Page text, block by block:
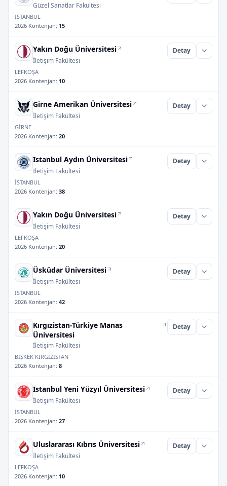
Güzel Sanatlar Fakültesi
İSTANBUL
2026 Kontenjan: 15
Yakın Doğu Üniversitesi
İletişim Fakültesi
Detay
LEFKOŞA
2026 Kontenjan: 10
Girne Amerikan Üniversitesi
İletişim Fakültesi
Detay
GİRNE
2026 Kontenjan: 20
Istanbul Aydın Üniversitesi
İletişim Fakültesi
Detay
İSTANBUL
2026 Kontenjan: 38
Yakın Doğu Üniversitesi
İletişim Fakültesi
Detay
LEFKOŞA
2026 Kontenjan: 20
Üsküdar Üniversitesi
İletişim Fakültesi
Detay
İSTANBUL
2026 Kontenjan: 42
Kırgızistan-Türkiye Manas
Üniversitesi
İletişim Fakültesi
Detay
BİŞKEK KIRGIZİSTAN
2026 Kontenjan: 8
Istanbul Yeni Yüzyıl Üniversitesi
İletişim Fakültesi
Detay
İSTANBUL
2026 Kontenjan: 27
Uluslararası Kıbrıs Üniversitesi
İletişim Fakültesi
Detay
LEFKOŞA
2026 Kontenjan: 10